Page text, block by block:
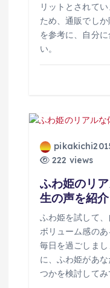
リットとされて
ため、通販でし
を参考に、自分
い。
222 views
ふわ姫のリ
生の声を紹介
ふわ姫を試して、
ボリューム感の
毎日を過ごしま
に、ふわ姫があ
つかを検討してみ